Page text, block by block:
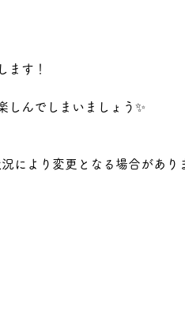
ます！
しんでしまいましょう✨
により変更となる場合があり